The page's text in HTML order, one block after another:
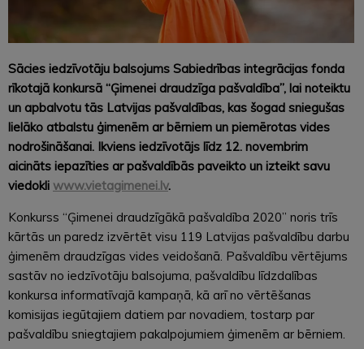
Sācies iedzīvotāju balsojums Sabiedrības integrācijas fonda
rīkotajā konkursā “Ģimenei draudzīga pašvaldība”, lai noteiktu
un apbalvotu tās Latvijas pašvaldības, kas šogad sniegušas
lielāko atbalstu ģimenēm ar bērniem un piemērotas vides
nodrošināšanai. Ikviens iedzīvotājs līdz 12. novembrim
aicināts iepazīties ar pašvaldībās paveikto un izteikt savu
viedokli www.vietagimenei.lv.
Konkurss “Ģimenei draudzīgākā pašvaldība 2020” noris trīs
kārtās un paredz izvērtēt visu 119 Latvijas pašvaldību darbu
ģimenēm draudzīgas vides veidošanā. Pašvaldību vērtējums
sastāv no iedzīvotāju balsojuma, pašvaldību līdzdalības
konkursa informatīvajā kampaņā, kā arī no vērtēšanas
komisijas iegūtajiem datiem par novadiem, tostarp par
pašvaldību sniegtajiem pakalpojumiem ģimenēm ar bērniem.